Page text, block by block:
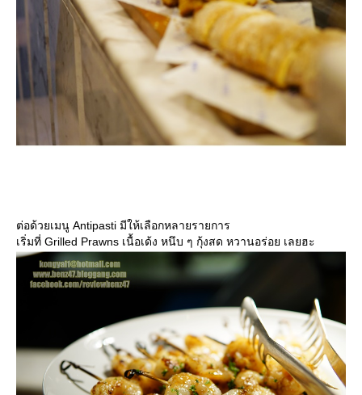
ต่อด้วยเมนู Antipasti มีให้เลือกหลายรายการ
เริ่มที่ Grilled Prawns เนื้อเด้ง หนึบ ๆ กุ้งสด หวานอร่อย เลยฮะ